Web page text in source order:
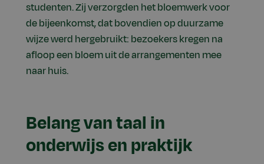
studenten. Zij verzorgden het bloemwerk voor
de bijeenkomst, dat bovendien op duurzame
wijze werd hergebruikt: bezoekers kregen na
afloop een bloem uit de arrangementen mee
naar huis.
Belang van taal in
onderwijs en praktijk